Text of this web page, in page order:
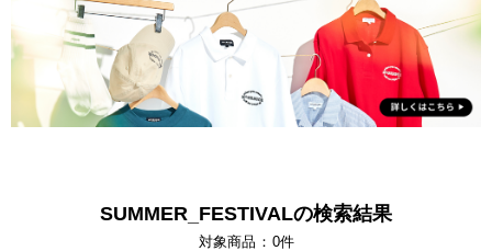
SUMMER_FESTIVALの検索結果
対象商品 0件